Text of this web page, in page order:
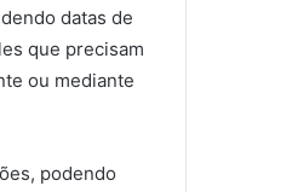
datas de
que precisam
ou mediante
podendo